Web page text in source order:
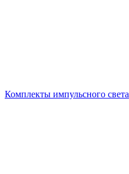
Комплекты импульсного света